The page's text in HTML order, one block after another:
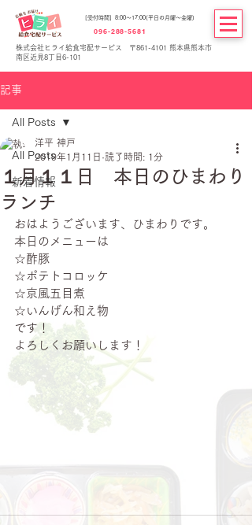
[受付時間] 8:00～17:00(平日の月曜～金曜)
096-288-5681
株式会社ヒライ給食宅配サービス 〒861-4101 熊本県熊本市
南区近見8丁目6-101
記事
All Posts
新着情報
All Posts
１月１１日 本日のひまわり
ランチ
洋平 神戸
2019年1月11日 読了時間: 1分
おはようございます、ひまわりです。
本日のメニューは
☆酢豚
☆ポテトコロッケ
☆京風五目煮
☆いんげん和え物
です！
よろしくお願いします！